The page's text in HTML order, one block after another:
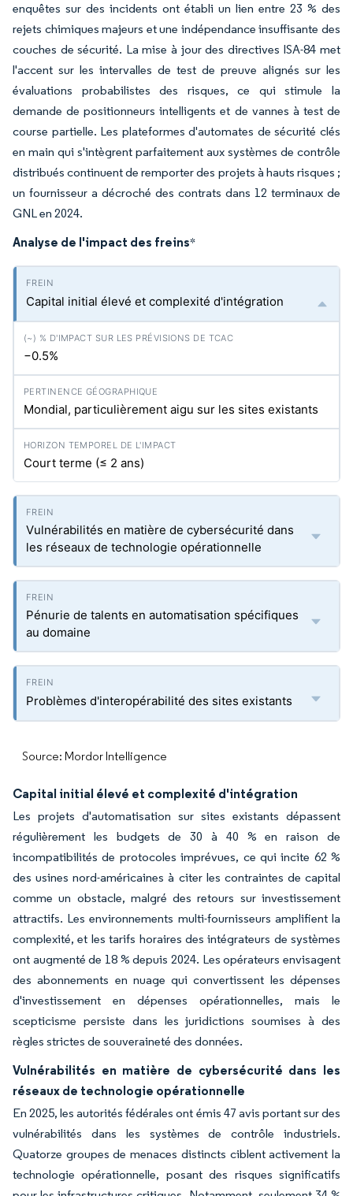
enquêtes sur des incidents ont établi un lien entre 23 % des
rejets chimiques majeurs et une indépendance insuffisante des
couches de sécurité. La mise à jour des directives ISA-84 met
l'accent sur les intervalles de test de preuve alignés sur les
évaluations probabilistes des risques, ce qui stimule la
demande de positionneurs intelligents et de vannes à test de
course partielle. Les plateformes d'automates de sécurité clés
en main qui s'intègrent parfaitement aux systèmes de contrôle
distribués continuent de remporter des projets à hauts risques ;
un fournisseur a décroché des contrats dans 12 terminaux de
GNL en 2024.
Analyse de l'impact des freins*
Capital initial élevé et complexité d'intégration
−0.5%
Mondial, particulièrement aigu sur les sites existants
Court terme (≤ 2 ans)
Vulnérabilités en matière de cybersécurité dans
les réseaux de technologie opérationnelle
Pénurie de talents en automatisation spécifiques
au domaine
Problèmes d'interopérabilité des sites existants
Source: Mordor Intelligence
Capital initial élevé et complexité d'intégration
Les projets d'automatisation sur sites existants dépassent
régulièrement les budgets de 30 à 40 % en raison de
incompatibilités de protocoles imprévues, ce qui incite 62 %
des usines nord-américaines à citer les contraintes de capital
comme un obstacle, malgré des retours sur investissement
attractifs. Les environnements multi-fournisseurs amplifient la
complexité, et les tarifs horaires des intégrateurs de systèmes
ont augmenté de 18 % depuis 2024. Les opérateurs envisagent
des abonnements en nuage qui convertissent les dépenses
d'investissement en dépenses opérationnelles, mais le
scepticisme persiste dans les juridictions soumises à des
règles strictes de souveraineté des données.
Vulnérabilités en matière de cybersécurité dans les
réseaux de technologie opérationnelle
En 2025, les autorités fédérales ont émis 47 avis portant sur des
vulnérabilités dans les systèmes de contrôle industriels.
Quatorze groupes de menaces distincts ciblent activement la
technologie opérationnelle, posant des risques significatifs